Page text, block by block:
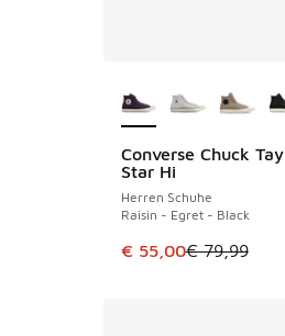
Converse Chuck
Star Hi
Herren Schuhe
Raisin - Egret - Black
Dieser Artikel ist im
€ 55,00€ 79,99
SPARE 24 €